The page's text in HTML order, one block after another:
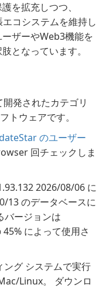
を拡充しつつ、
コシステムを維持し
ザーやWeb3機能を
となっています。
開発されたカテゴリ
トウェアです。
のユーザー
回チェックしま
2026/08/06 に
13 のデータベースに
バージョンは
によって使用さ
グ システムで実行
Linux。 ダウンロ